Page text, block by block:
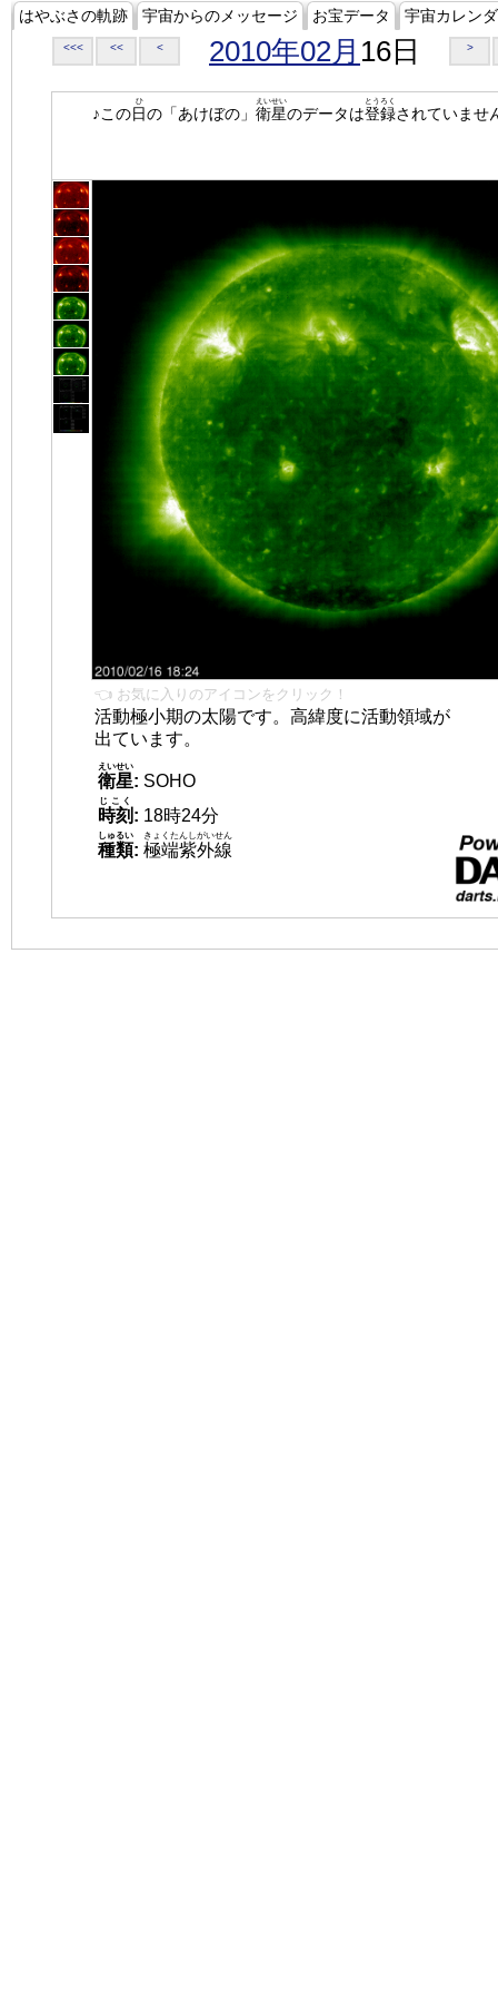
はやぶさの軌跡 宇宙からのメッセージ お宝データ 宇宙カレン
<<< << < 2010年02月 16日 >
♪この日
ひ
の「あけぼの」 衛星
えいせい
のデータは登録
とうろく
されていませ
👈 お気に入りのアイコンをクリック！
活動極小期の太陽です。高緯度に活動領域が
出ています。
衛星
えいせい
: SOHO
時刻
じこく
: 18時24分
種類
しゅるい
: 極端紫外線
きょくたんしがいせん